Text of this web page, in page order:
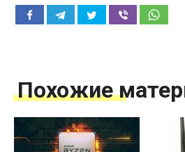
Похожие